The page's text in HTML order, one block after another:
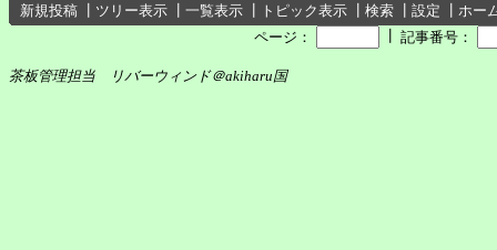
新規投稿 ツリー表示 一覧表示 トピック表示 検索 設定
ホー
ページ：
記事番号：
茶板管理担当 リバーウィンド＠akiharu国